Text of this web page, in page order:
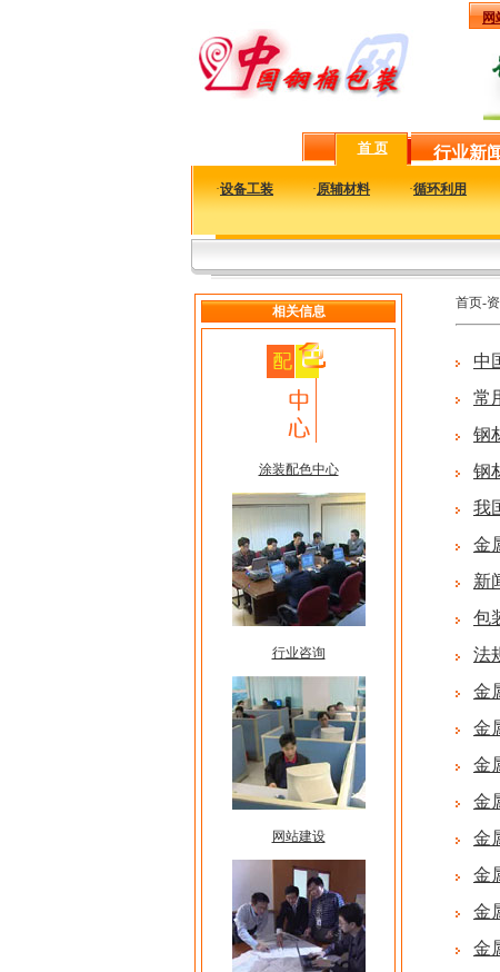
网
首 页 行业新
·设备工装 ·原辅材料 ·循环利用
相关信息
涂装配色中心
行业咨询
网站建设
首页-
中
常
钢
钢
我
金
新
包
法
金
金
金
金
金
金
金
金